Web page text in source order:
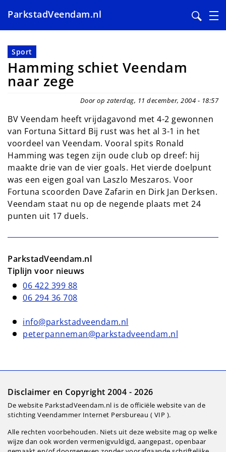
en
naar
de
inhoud
ParkstadVeendam.nl
Sport
Hamming schiet Veendam
naar zege
Door op zaterdag, 11 december, 2004 - 18:57
BV Veendam heeft vrijdagavond met 4-2 gewonnen
van Fortuna Sittard Bij rust was het al 3-1 in het
voordeel van Veendam. Vooral spits Ronald
Hamming was tegen zijn oude club op dreef: hij
maakte drie van de vier goals. Het vierde doelpunt
was een eigen goal van Laszlo Meszaros. Voor
Fortuna scoorden Dave Zafarin en Dirk Jan Derksen.
Veendam staat nu op de negende plaats met 24
punten uit 17 duels.
ParkstadVeendam.nl
Tiplijn voor nieuws
06 422 399 88
06 294 36 708
info@parkstadveendam.nl
peterpanneman@parkstadveendam.nl
Disclaimer en Copyright 2004 - 2026
De website ParkstadVeendam.nl is de officiële website van de
stichting Veendammer Internet Persbureau ( VIP ).
Alle rechten voorbehouden. Niets uit deze website mag op welke
wijze dan ook worden vermenigvuldigd, aangepast, openbaar